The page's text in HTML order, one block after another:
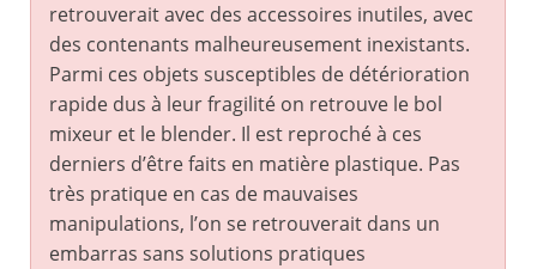
retrouverait avec des accessoires inutiles, avec
des contenants malheureusement inexistants.
Parmi ces objets susceptibles de détérioration
rapide dus à leur fragilité on retrouve le bol
mixeur et le blender. Il est reproché à ces
derniers d’être faits en matière plastique. Pas
très pratique en cas de mauvaises
manipulations, l’on se retrouverait dans un
embarras sans solutions pratiques